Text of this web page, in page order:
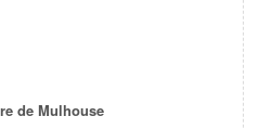
de Mulhouse